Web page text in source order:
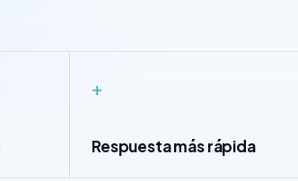
+
Respuesta más rápida